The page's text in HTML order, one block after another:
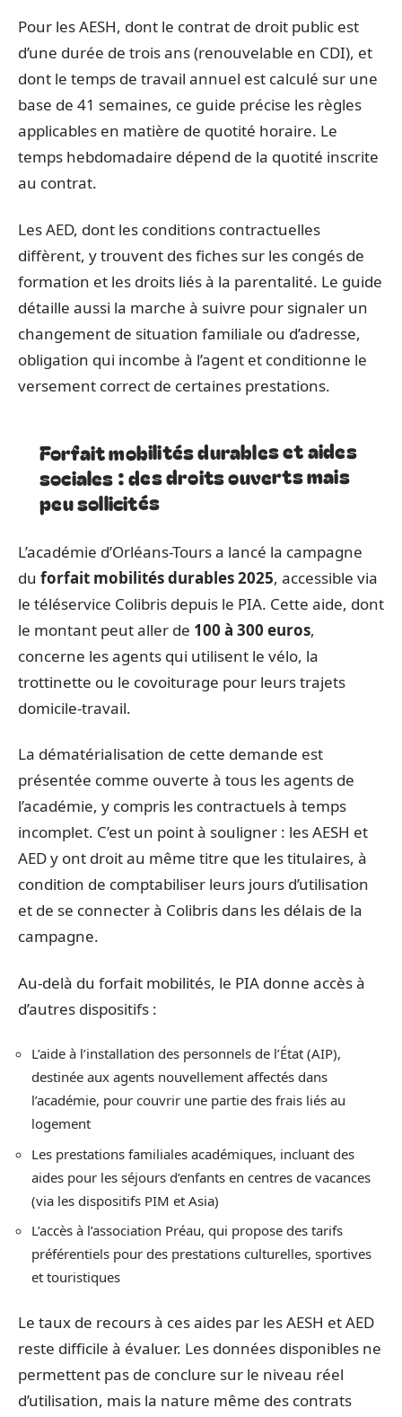
Pour les AESH, dont le contrat de droit public est
d’une durée de trois ans (renouvelable en CDI), et
dont le temps de travail annuel est calculé sur une
base de 41 semaines, ce guide précise les règles
applicables en matière de quotité horaire. Le
temps hebdomadaire dépend de la quotité inscrite
au contrat.
Les AED, dont les conditions contractuelles
diffèrent, y trouvent des fiches sur les congés de
formation et les droits liés à la parentalité. Le guide
détaille aussi la marche à suivre pour signaler un
changement de situation familiale ou d’adresse,
obligation qui incombe à l’agent et conditionne le
versement correct de certaines prestations.
Forfait mobilités durables et aides
sociales : des droits ouverts mais
peu sollicités
L’académie d’Orléans-Tours a lancé la campagne
du forfait mobilités durables 2025, accessible via
le téléservice Colibris depuis le PIA. Cette aide, dont
le montant peut aller de 100 à 300 euros,
concerne les agents qui utilisent le vélo, la
trottinette ou le covoiturage pour leurs trajets
domicile-travail.
La dématérialisation de cette demande est
présentée comme ouverte à tous les agents de
l’académie, y compris les contractuels à temps
incomplet. C’est un point à souligner : les AESH et
AED y ont droit au même titre que les titulaires, à
condition de comptabiliser leurs jours d’utilisation
et de se connecter à Colibris dans les délais de la
campagne.
Au-delà du forfait mobilités, le PIA donne accès à
d’autres dispositifs :
L’aide à l’installation des personnels de l’État (AIP),
destinée aux agents nouvellement affectés dans
l’académie, pour couvrir une partie des frais liés au
logement
Les prestations familiales académiques, incluant des
aides pour les séjours d’enfants en centres de vacances
(via les dispositifs PIM et Asia)
L’accès à l’association Préau, qui propose des tarifs
préférentiels pour des prestations culturelles, sportives
et touristiques
Le taux de recours à ces aides par les AESH et AED
reste difficile à évaluer. Les données disponibles ne
permettent pas de conclure sur le niveau réel
d’utilisation, mais la nature même des contrats